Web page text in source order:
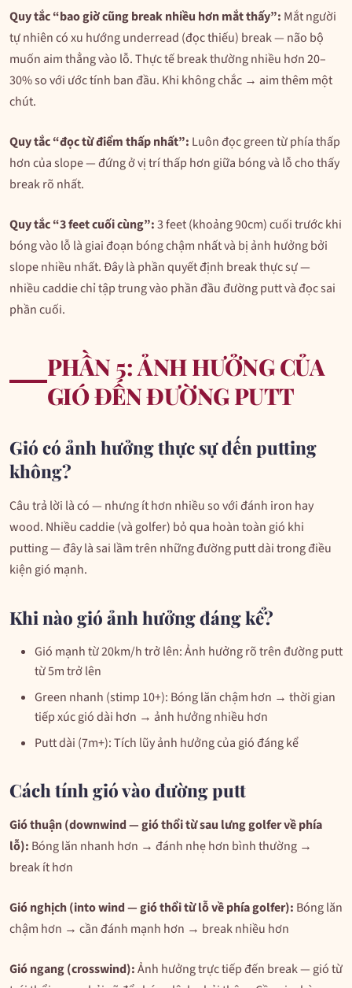
Quy tắc “bao giờ cũng break nhiều hơn mắt thấy”: Mắt người
tự nhiên có xu hướng underread (đọc thiếu) break — não bộ
muốn aim thẳng vào lỗ. Thực tế break thường nhiều hơn 20–
30% so với ước tính ban đầu. Khi không chắc → aim thêm một
chút.
Quy tắc “đọc từ điểm thấp nhất”: Luôn đọc green từ phía thấp
hơn của slope — đứng ở vị trí thấp hơn giữa bóng và lỗ cho thấy
break rõ nhất.
Quy tắc “3 feet cuối cùng”:3 feet (khoảng 90cm) cuối trước khi
bóng vào lỗ là giai đoạn bóng chậm nhất và bị ảnh hưởng bởi
slope nhiều nhất. Đây là phần quyết định break thực sự —
nhiều caddie chỉ tập trung vào phần đầu đường putt và đọc sai
phần cuối.
PHẦN 5: ẢNH HƯỞNG CỦA
GIÓ ĐẾN ĐƯỜNG PUTT
Gió có ảnh hưởng thực sự đến putting
không?
Câu trả lời là có — nhưng ít hơn nhiều so với đánh iron hay
wood. Nhiều caddie (và golfer) bỏ qua hoàn toàn gió khi
putting — đây là sai lầm trên những đường putt dài trong điều
kiện gió mạnh.
Khi nào gió ảnh hưởng đáng kể?
Gió mạnh từ 20km/h trở lên: Ảnh hưởng rõ trên đường putt
từ 5m trở lên
Green nhanh (stimp 10+): Bóng lăn chậm hơn → thời gian
tiếp xúc gió dài hơn → ảnh hưởng nhiều hơn
Putt dài (7m+): Tích lũy ảnh hưởng của gió đáng kể
Cách tính gió vào đường putt
Gió thuận (downwind — gió thổi từ sau lưng golfer về phía
lỗ): Bóng lăn nhanh hơn → đánh nhẹ hơn bình thường →
break ít hơn
Gió nghịch (into wind — gió thổi từ lỗ về phía golfer): Bóng lăn
chậm hơn → cần đánh mạnh hơn → break nhiều hơn
Gió ngang (crosswind):Ảnh hưởng trực tiếp đến break — gió từ